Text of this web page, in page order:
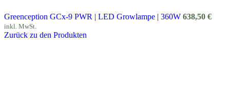
Greenception GCx-9 PWR | LED Growlampe | 360W 638,50 €
inkl. MwSt.
Zurück zu den Produkten